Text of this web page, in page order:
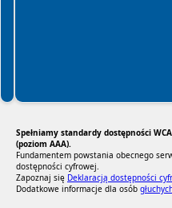
Spełniamy standardy dostępności
(poziom AAA).
Fundamentem powstania obecnego
dostępności cyfrowej.
Zapoznaj się Deklaracją dostępności
Dodatkowe informacje dla osób